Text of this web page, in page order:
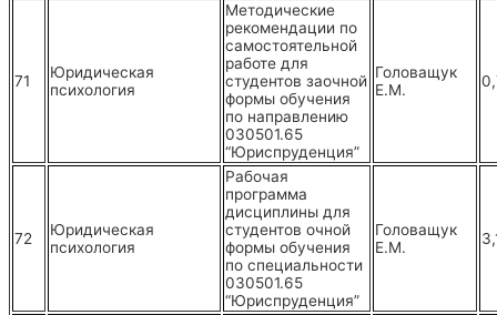
71
Юридическая
психология
Методические
рекомендации по
самостоятельной
работе для
студентов заочной
формы обучения
по направлению
030501.65
“Юриспруденция”
Головащук
Е.М.
72
Юридическая
психология
Рабочая
программа
дисциплины для
студентов очной
формы обучения
по специальности
030501.65
“Юриспруденция”
Головащук
Е.М.